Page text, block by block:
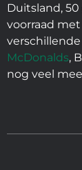
Duitsland,
voorraad
McDonalds,
nog veel